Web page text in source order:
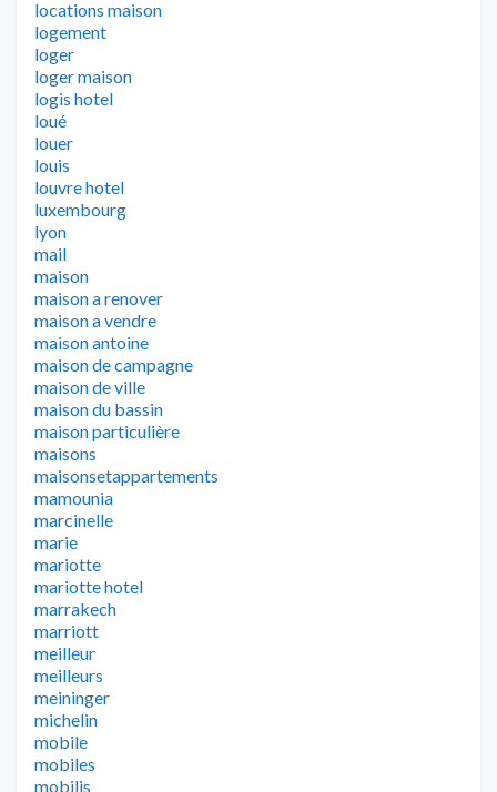
locations maison
logement
loger
loger maison
logis hotel
loué
louer
louis
louvre hotel
luxembourg
lyon
mail
maison
maison a renover
maison a vendre
maison antoine
maison de campagne
maison de ville
maison du bassin
maison particulière
maisons
maisonsetappartements
mamounia
marcinelle
marie
mariotte
mariotte hotel
marrakech
marriott
meilleur
meilleurs
meininger
michelin
mobile
mobiles
mobilis